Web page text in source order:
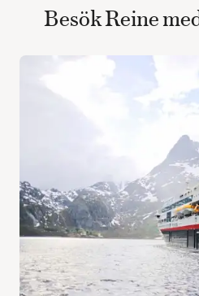
Besök Reine